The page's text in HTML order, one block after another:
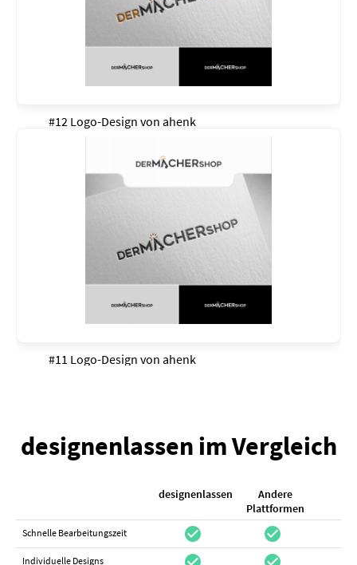
#12 Logo-Design von ahenk
#11 Logo-Design von ahenk
designenlassen im Vergleich
designenlassen
Andere
Plattformen
Schnelle Bearbeitungszeit check_circle check_circle
Individuelle Designs